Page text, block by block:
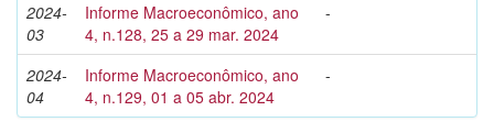
2024-
03
Informe Macroeconômico, ano
4, n.128, 25 a 29 mar. 2024
-
2024-
04
Informe Macroeconômico, ano
4, n.129, 01 a 05 abr. 2024
-